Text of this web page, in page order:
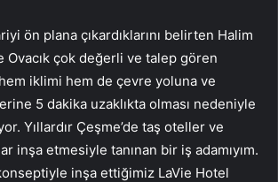
ön plana çıkardıklarını belirten Halim
Ovacık çok değerli ve talep gören
iklimi hem de çevre yoluna ve
5 dakika uzaklıkta olması nedeniyle
Yıllardır Çeşme’de taş oteller ve
inşa etmesiyle tanınan bir iş adamıyım.
inşa ettiğimiz LaVie Hotel